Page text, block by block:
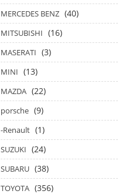
MERCEDES BENZ (40)
MITSUBISHI (16)
MASERATI (3)
MINI (13)
MAZDA (22)
porsche (9)
-Renault (1)
SUZUKI (24)
SUBARU (38)
TOYOTA (356)